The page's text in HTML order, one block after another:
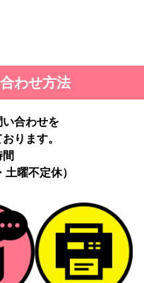
わせ方法
合わせを
ります。
間
曜不定休）